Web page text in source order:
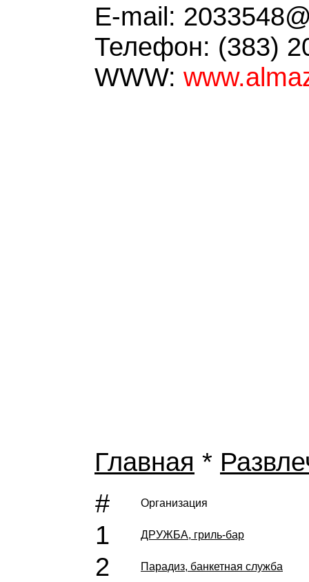
E-mail:
Телефон: (383)
WWW:
Главная *
#
Организация
1 ДРУЖБА, гриль-бар
2 Парадиз, банкетная служба